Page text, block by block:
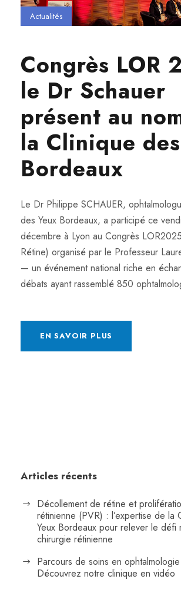
Actualités
Congrès LOR
le Dr Schauer
présent au
la Clinique
Bordeaux
Le Dr Philippe SCHAUER,
des Yeux Bordeaux, a participé ce
décembre à Lyon au Congrès
Rétine) organisé par le Professeur
— un événement national riche en
débats ayant rassemblé 850
EN SAVOIR PLUS
Articles récents
Décollement de rétine et
rétinienne (PVR) : l’expertise de la
Yeux Bordeaux pour relever le défi
chirurgie rétinienne
Parcours de soins en
Découvrez notre clinique en vidéo